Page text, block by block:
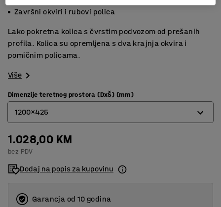
Završni okviri i rubovi polica
Lako pokretna kolica s čvrstim podvozom od prešanih
profila. Kolica su opremljena s dva krajnja okvira i
pomičnim policama.
Više
Dimenzije teretnog prostora (DxŠ) (mm)
1200x425
1000x425
1200x425
620x425
750x425
1.028,00 KM
bez PDV
Dodaj na popis za kupovinu
Garancja od 10 godina